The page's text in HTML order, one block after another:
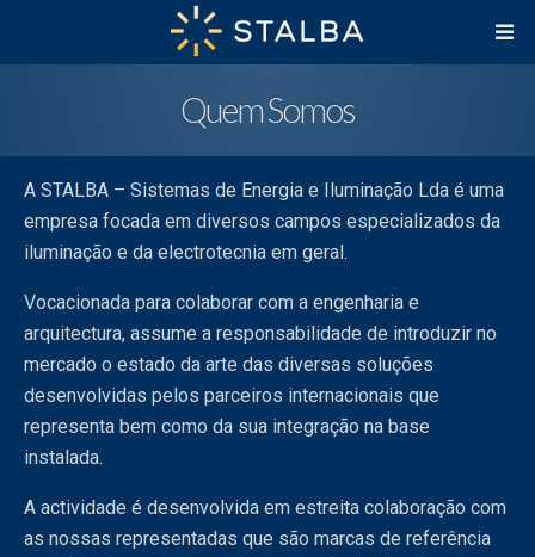
Quem Somos
A STALBA – Sistemas de Energia e Iluminação Lda é uma
empresa focada em diversos campos especializados da
iluminação e da electrotecnia em geral.
Vocacionada para colaborar com a engenharia e
arquitectura, assume a responsabilidade de introduzir no
mercado o estado da arte das diversas soluções
desenvolvidas pelos parceiros internacionais que
representa bem como da sua integração na base
instalada.
A actividade é desenvolvida em estreita colaboração com
as nossas representadas que são marcas de referência